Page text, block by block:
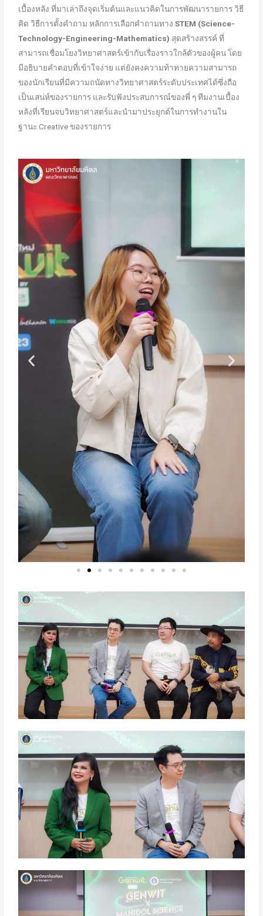
เบื้องหลัง ที่มาเล่าถึงจุดเริ่มต้นและแนวคิดในการพัฒนารายการ วิธี
คิด วิธีการตั้งคำถาม หลักการเลือกคำถามทางSTEM (Science-
Technology-Engineering-Mathematics) สุดสร้างสรรค์ ที่
สามารถเชื่อมโยงวิทยาศาสตร์เข้ากับเรื่องราวใกล้ตัวของผู้คน โดย
มีอธิบายคำตอบที่เข้าใจง่าย แต่ยังคงความท้าทายความสามารถ
ของนักเรียนที่มีความถนัดทางวิทยาศาสตร์ระดับประเทศได้ซึ่งถือ
เป็นเสน่ห์ของรายการ และรับฟังประสบการณ์ของพี่ ๆ ทีมงานเบื้อง
หลังที่เรียนจบวิทยาศาสตร์และนำมาประยุกต์ในการทำงานใน
ฐานะ Creative ของรายการ